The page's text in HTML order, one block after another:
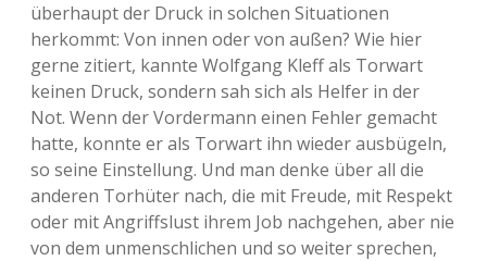
überhaupt der Druck in solchen Situationen
herkommt: Von innen oder von außen? Wie hier
gerne zitiert, kannte Wolfgang Kleff als Torwart
keinen Druck, sondern sah sich als Helfer in der
Not. Wenn der Vordermann einen Fehler gemacht
hatte, konnte er als Torwart ihn wieder ausbügeln,
so seine Einstellung. Und man denke über all die
anderen Torhüter nach, die mit Freude, mit Respekt
oder mit Angriffslust ihrem Job nachgehen, aber nie
von dem unmenschlichen und so weiter sprechen,